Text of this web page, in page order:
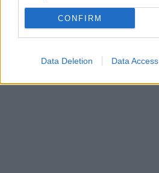
CONFIRM
Data Deletion Data Access